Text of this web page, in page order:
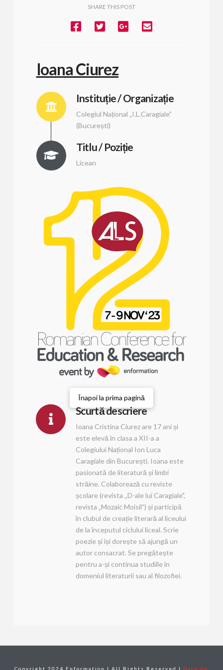
SHARE THIS POST
Ioana Ciurez
Instituție / Organizație
Colegiul Național „I.L.Caragiale”
(București)
Titlu / Poziție
Licean
Înapoi la prima pagină
Scurtă descriere
Ioana Cristina Ciurez are 17 ani și
este elevă în clasa a XII-a a
Colegiului Național Ion Luca
Caragiale din București. Ioana este
pasionată de literatură și limbi
străine. Colaborează cu reviste
școlare (revista ,,D-ale lui Caragiale",
revista „Mozaic Moisil”) și participă
în clubul de creație literară al liceului
de la începutul ciclului liceal. Scrie
poezie și își dorește să ajungă un
autor consacrat. Se pregătește
pentru a-și continua studiile în
domeniul literaturii sau al filozofiei.
Copyright 2024 Enformation | All Rights Reserved | Date de